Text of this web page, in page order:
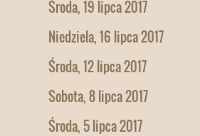
Środa, 19 lipca 2017
Niedziela, 16 lipca 2017
Środa, 12 lipca 2017
Sobota, 8 lipca 2017
Środa, 5 lipca 2017